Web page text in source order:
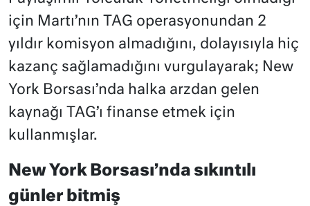
için Martı’nın TAG operasyonundan 2
yıldır komisyon almadığını, dolayısıyla hiç
kazanç sağlamadığını vurgulayarak; New
York Borsası’nda halka arzdan gelen
kaynağı TAG’ı finanse etmek için
kullanmışlar.
New York Borsası’nda sıkıntılı
günler bitmiş